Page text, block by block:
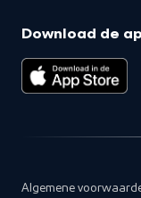
Download de
Algemene